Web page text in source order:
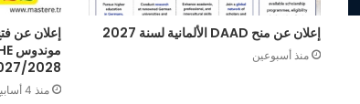
إعلان عن منح DAAD الألمانية لسنة 2027
منذ أسبوعين
إعلان عن
2028
منذ 4 أسابيع